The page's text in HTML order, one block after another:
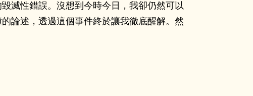
滅性錯誤。沒想到今時今日，我卻仍然可以
論述，透過這個事件終於讓我徹底醒解。然